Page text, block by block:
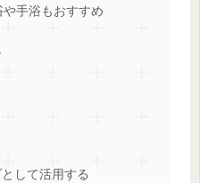
手浴もおすすめ
して活用する